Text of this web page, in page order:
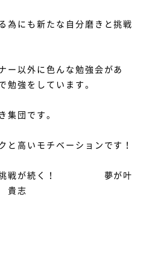
為にも新たな自分磨きと挑戦
ー以外に色んな勉強会があ
勉強をしています。
集団です。
と高いモチベーションです！
が続く！ 夢が叶
志